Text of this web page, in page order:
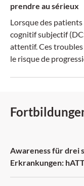
prendre au sérieux
Lorsque des
cognitif subjectif
attentif. Ces
le risque de
Awareness für drei
Erkrankungen: